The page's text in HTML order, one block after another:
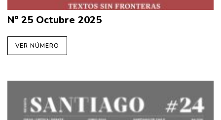
N° 25 Octubre 2025
VER NÚMERO